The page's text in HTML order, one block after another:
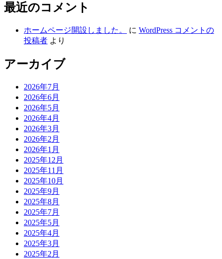
最近のコメント
ホームページ開設しました。 に WordPress コメントの
投稿者 より
アーカイブ
2026年7月
2026年6月
2026年5月
2026年4月
2026年3月
2026年2月
2026年1月
2025年12月
2025年11月
2025年10月
2025年9月
2025年8月
2025年7月
2025年5月
2025年4月
2025年3月
2025年2月